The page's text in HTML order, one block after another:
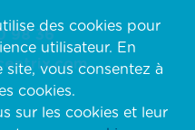
des cookies pour
utilisateur. En
vous consentez à
cookies.
sur les cookies et leur
98 36